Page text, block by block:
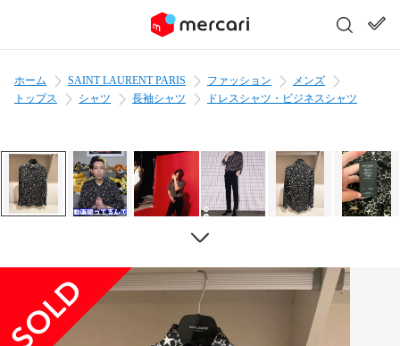
ホーム SAINT LAURENT PARIS ファッション
メンズ
トップス
シャツ 長袖シャツ ドレスシャツ・ビジネスシャツ